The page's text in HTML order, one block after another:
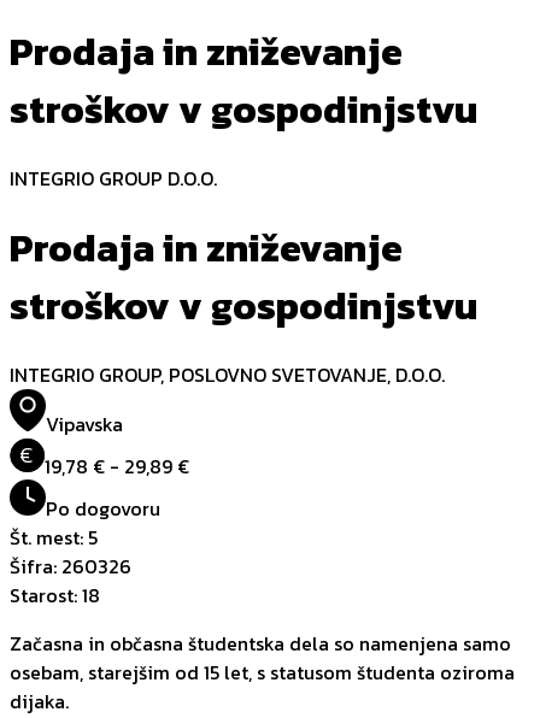
Prodaja in zniževanje
stroškov v gospodinjstvu
INTEGRIO GROUP D.O.O.
Prodaja in zniževanje
stroškov v gospodinjstvu
INTEGRIO GROUP, POSLOVNO SVETOVANJE, D.O.O.
Vipavska
€ 19,78 € - 29,89 €
Po dogovoru
Št. mest: 5
Šifra: 260326
Starost:18
Začasna in občasna študentska dela so namenjena samo
osebam, starejšim od 15 let, s statusom študenta oziroma
dijaka.